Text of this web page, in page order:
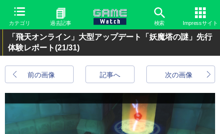
カテゴリ 過去記事 検索 Impressサイト
「飛天オンライン」大型アップデート「妖魔塔の謎」先行
体験レポート(21/31)
前の画像 次の画像
記事へ